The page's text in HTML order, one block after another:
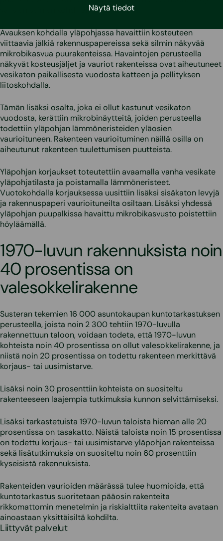
Näytä tiedot
Avauksen kohdalla yläpohjassa havaittiin kosteuteen
viittaavia jälkiä rakennuspapereissa sekä silmin näkyvää
mikrobikasvua puurakenteissa. Havaintojen perusteella
näkyvät kosteusjäljet ja vauriot rakenteissa ovat aiheutuneet
vesikaton paikallisesta vuodosta katteen ja pellityksen
liitoskohdalla.
Tämän lisäksi osalta, joka ei ollut kastunut vesikaton
vuodosta, kerättiin mikrobinäytteitä, joiden perusteella
todettiin yläpohjan lämmöneristeiden yläosien
vaurioituneen. Rakenteen vaurioituminen näillä osilla on
aiheutunut rakenteen tuulettumisen puutteista.
Yläpohjan korjaukset toteutettiin avaamalla vanha vesikate
yläpohjatilasta ja poistamalla lämmöneristeet.
Vuotokohdalla korjauksessa uusittiin lisäksi sisäkaton levyjä
ja rakennuspaperi vaurioituneilta osiltaan. Lisäksi yhdessä
yläpohjan puupalkissa havaittu mikrobikasvusto poistettiin
höyläämällä.
1970-luvun rakennuksista noin
40 prosentissa on
valesokkelirakenne
Susteran tekemien 16 000 asuntokaupan kuntotarkastuksen
perusteella, joista noin 2 300 tehtiin 1970-luvulla
rakennettuun taloon, voidaan todeta, että 1970-luvun
kohteista noin 40 prosentissa on ollut valesokkelirakenne, ja
niistä noin 20 prosentissa on todettu rakenteen merkittävä
korjaus- tai uusimistarve.
Lisäksi noin 30 prosenttiin kohteista on suositeltu
rakenteeseen laajempia tutkimuksia kunnon selvittämiseksi.
Lisäksi tarkastetuista 1970-luvun taloista hieman alle 20
prosentissa on tasakatto. Näistä taloista noin 15 prosentissa
on todettu korjaus- tai uusimistarve yläpohjan rakenteissa
sekä lisätutkimuksia on suositeltu noin 60 prosenttiin
kyseisistä rakennuksista.
Rakenteiden vaurioiden määrässä tulee huomioida, että
kuntotarkastus suoritetaan pääosin rakenteita
rikkomattomin menetelmin ja riskialttiita rakenteita avataan
ainoastaan yksittäisiltä kohdilta.
Liittyvät palvelut